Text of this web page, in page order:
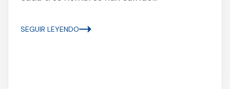
SEGUIR LEYENDO